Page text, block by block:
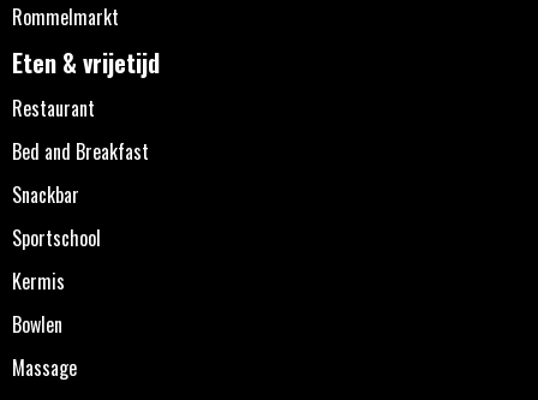
Rommelmarkt
Eten & vrijetijd
Restaurant
Bed and Breakfast
Snackbar
Sportschool
Kermis
Bowlen
Massage